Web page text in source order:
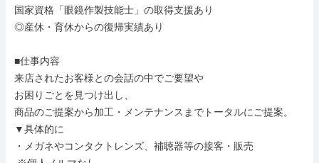
国家資格「眼鏡作製技能士」の取得支援あり
◎産休・育休からの復帰実績あり
■仕事内容
来店されたお客様との会話の中でご要望や
お困りごとを見つけ出し、
商品のご提案から加工・メンテナンスまでトータルにご提案。
▼具体的に
・メガネやコンタクトレンズ、補聴器等の接客・販売